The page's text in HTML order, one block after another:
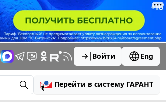
Войти Eng
Перейти в систему ГАРАНТ